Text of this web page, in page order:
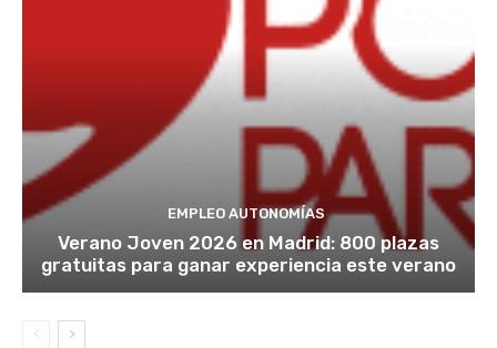
EMPLEO AUTONOMÍAS
Verano Joven 2026 en Madrid: 800 plazas
gratuitas para ganar experiencia este verano